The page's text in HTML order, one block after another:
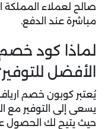
صالح لعملاء المملكة
مباشرة عند الدفع.
لماذا كود خصم
الأفضل
يُعتبر كوبون خصم ارياف
يسعى إلى التوفير مع
حيث يتيح لك الحصول